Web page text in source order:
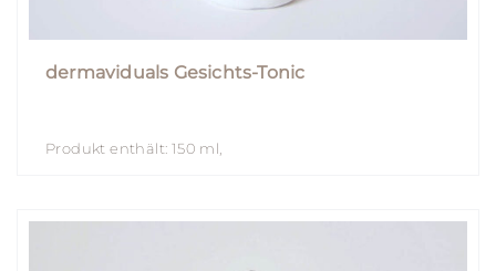
dermaviduals Gesichts-Tonic
Produkt enthält: 150 ml